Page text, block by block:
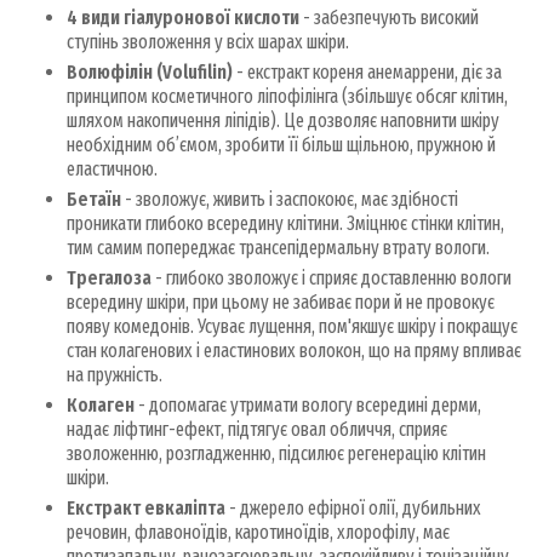
4 види гіалуронової кислоти - забезпечують високий
ступінь зволоження у всіх шарах шкіри.
Волюфілін (Volufilin) - екстракт кореня анемаррени, діє за
принципом косметичного ліпофілінга (збільшує обсяг клітин,
шляхом накопичення ліпідів). Це дозволяє наповнити шкіру
необхідним об’ємом, зробити її більш щільною, пружною й
еластичною.
Бетаїн - зволожує, живить і заспокоює, має здібності
проникати глибоко всередину клітини. Зміцнює стінки клітин,
тим самим попереджає трансепідермальну втрату вологи.
Трегалоза - глибоко зволожує і сприяє доставленню вологи
всередину шкіри, при цьому не забиває пори й не провокує
появу комедонів. Усуває лущення, пом'якшує шкіру і покращує
стан колагенових і еластинових волокон, що на пряму впливає
на пружність.
Колаген - допомагає утримати вологу всередині дерми,
надає ліфтинг-ефект, підтягує овал обличчя, сприяє
зволоженню, розгладженню, підсилює регенерацію клітин
шкіри.
Екстракт евкаліпта - джерело ефірної олії, дубильних
речовин, флавоноїдів, каротиноїдів, хлорофілу, має